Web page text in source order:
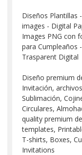
Diseños Plantillas
images - Digital
Images PNG con
para Cumpleaños
Trasparent Digital
Diseño premium
Invitación,
Sublimación,
Circulares,
quality premium
templates,
T-shirts, Boxes,
Invitations